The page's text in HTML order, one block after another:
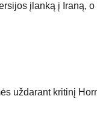
įlanką į Iraną, o
uždarant kritinį